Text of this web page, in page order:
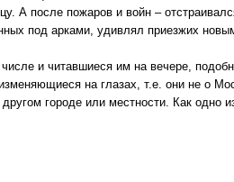
А после пожаров и войн –
под арками, удивлял приезжих
и читавшиеся им на вечере,
на глазах, т.е. они не о
городе или местности. Как одно